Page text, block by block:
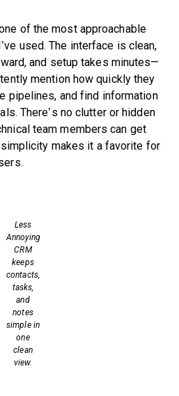
of the most approachable
used. The interface is clean,
and setup takes minutes—
mention how quickly they
pipelines, and find information
There’s no clutter or hidden
team members can get
makes it a favorite for
Less
Annoying
CRM
keeps
contacts,
tasks,
and
notes
simple in
one
clean
view.